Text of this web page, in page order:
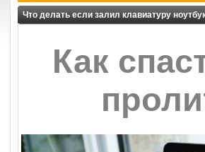
Что делать если залил клавиатуру
Как